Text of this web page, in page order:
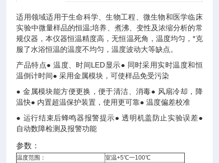
适用领域适用于生命科学、生物工程、微生物和医学临床
实验中微量样品的恒温;培养、煮沸、变性及浓缩分析的常
规仪器，本仪器恒温精度高，无恒温死角，温度均匀，*克
服了水浴恒温的温度不均匀，温度波动大等缺点。
产品特点● 温度、时间LED显示● 同时采用实时温度和恒
温倒计时间● 采用金属模块，可使样品免受污染
● 金属模块能方便更换，便于清洁、消毒● 风扇冷却，降
温快● 内置超温保护装置，使用更可靠● 温度偏差校准
● 运行结束后蜂鸣器报警提示● 透明机盖防止实验误差●
自动数障检测及报警功能
参数：
温度范围：
室温+5℃一100℃